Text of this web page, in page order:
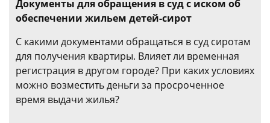
Документы для обращения в суд с иском об
обеспечении жильем детей-сирот
С какими документами обращаться в суд сиротам
для получения квартиры. Влияет ли временная
регистрация в другом городе? При каких условиях
можно возместить деньги за просроченное
время выдачи жилья?